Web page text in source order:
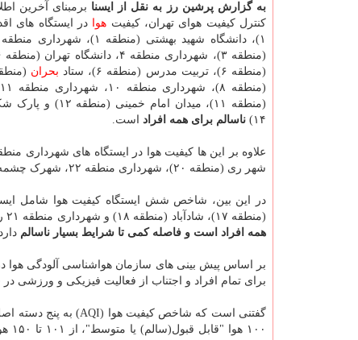
به گزارش پرشین رز به نقل از ایسنا برمبنای آخرین
کنترل کیفیت هوای تهران، کیفیت هوا
در ایستگاه های
(منطقه ۶)، تربیت مدرس (منطقه ۶)، ستاد
بحران
(منطقه ۱۱)، میدان امام
۱۴)
ناسالم برای همه افراد است.
شهر ری (منطقه ۲۰)، شهرداری منطقه ۲۲، شهرک چشمه (منطقه ۲۲) و پونک نیز بیان کننده
در این بین، شاخص شش ایستگاه کیفیت هوا شامل ایستگاه های سوهانک (منطقه ۱)،
(منطقه ۱۷)، شادآباد (منطقه ۱۸) و شهرداری منطقه ۲۱ روی عدد ۱۸۰ و بالاتر از آنست که نشان میدهد کیفیت هوا در این مناطق نیز
همه افراد است و فاصله کمی تا شرایط بسیار ناسالم
بر اساس پیش بینی های سازمان هواشناسی آلودگی هوا
برای تمام افراد و اجتناب از فعالیت فیزیکی و